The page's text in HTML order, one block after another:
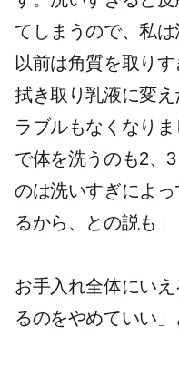
てしまうので、私は
以前は角質を取りす
拭き取り乳液に変
ラブルもなくなり
で体を洗うのも2、
のは洗いすぎによ
るから、との説も」
お手入れ全体にい
るのをやめていい」